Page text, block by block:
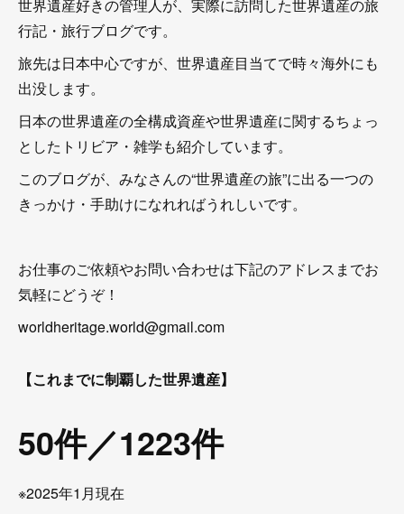
世界遺産好きの管理人が、実際に訪問した世界遺産の旅
行記・旅行ブログです。
旅先は日本中心ですが、世界遺産目当てで時々海外にも
出没します。
日本の世界遺産の全構成資産や世界遺産に関するちょっ
としたトリビア・雑学も紹介しています。
このブログが、みなさんの“世界遺産の旅”に出る一つの
きっかけ・手助けになれればうれしいです。
お仕事のご依頼やお問い合わせは下記のアドレスまでお
気軽にどうぞ！
worldheritage.world@gmail.com
【これまでに制覇した世界遺産】
50件／1223件
※2025年1月現在